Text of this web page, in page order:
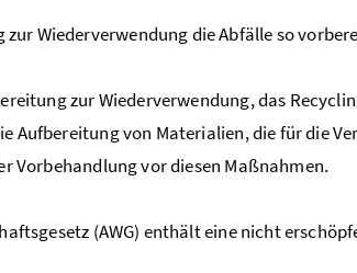
zur Wiederverwendung die Abfälle so
zur Wiederverwendung, das
Aufbereitung von Materialien, die für die
Vorbehandlung vor diesen Maßnahmen.
(AWG) enthält eine nicht